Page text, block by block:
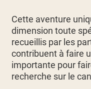
Cette aventure
dimension toute
recueillis par les
contribuent à faire
importante pour
recherche sur le